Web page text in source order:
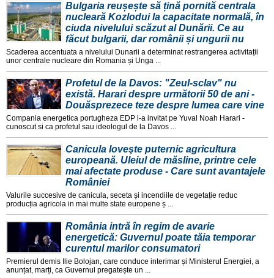
Bulgaria reușește să țină pornită centrala
nucleară Kozlodui la capacitate normală, în
ciuda nivelului scăzut al Dunării. Ce au
făcut bulgarii, dar românii și ungurii nu
Scaderea accentuata a nivelului Dunarii a determinat restrangerea activitații
unor centrale nucleare din Romania și Unga ...
Profetul de la Davos: "Zeul-sclav" nu
există. Harari despre următorii 50 de ani -
Douăsprezece teze despre lumea care vine
Compania energetica portugheza EDP l-a invitat pe Yuval Noah Harari -
cunoscut si ca profetul sau ideologul de la Davos ...
Canicula loveşte puternic agricultura
europeană. Uleiul de măsline, printre cele
mai afectate produse - Care sunt avantajele
României
Valurile succesive de canicula, seceta și incendiile de vegetație reduc
producția agricola in mai multe state europene ș ...
România intră în regim de avarie
energetică: Guvernul poate tăia temporar
curentul marilor consumatori
Premierul demis Ilie Bolojan, care conduce interimar și Ministerul Energiei, a
anunțat, marți, ca Guvernul pregatește un ...